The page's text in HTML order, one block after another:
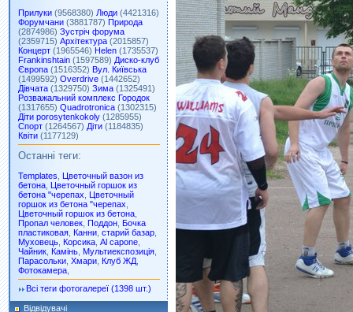
Прилуки (9568380) Люди (4421316)
Форумчани (3881787) Природа
(2874986) Зустріч форума
(2359715) Архітектура (2015857)
Концерт (1965546) Helen (1735537)
Frankinshtain (1597589) Диско-клуб
Європа (1516352) Вул. Київська
(1499592) Overdrive (1442652)
Дівчата (1329750) Зима (1325491)
Розважальний комплекс Городок
(1317655) Quadrotronica (1302315)
Діти porosytenkokoly (1285955)
Спорт (1264567) Діти (1184835)
Квіти (1177129)
Останні теги:
Templates Цветочный вазон из
бетона Цветочный горшок из
бетона "черепах
Цветочный
горшок из бетона "черепах
Цветочный горшок из бетона
Пропал человек Поддон Бочка
пластиковая Канни старий базар
Муховець Корсика Al capone
Чайник Камінь Мультиекспозиція
Парасольки Хмари Клуб ЖД
Фотокамера
Всі теги фотогалереї (1398 шт.)
Відвідувачі